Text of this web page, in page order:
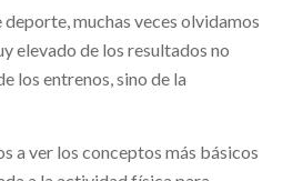
muchas veces olvidamos
elevado de los resultados no
los entrenos, sino de la
a ver los conceptos más básicos